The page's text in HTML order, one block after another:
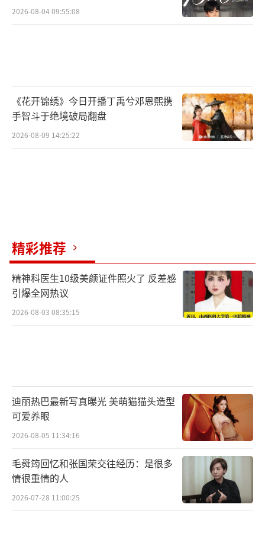
2026-08-04 09:55:08
《花开锦绣》今日开播丁禹兮邓恩熙携
手智斗于绝境破局翻盘
2026-08-09 14:25:22
精彩推荐
精神科医生10级美颜证件照火了 反差感
引爆全网热议
2026-08-03 08:35:15
迪丽热巴最新写真曝光 美萌猫猫头造型
可爱养眼
2026-08-05 11:34:16
毛舜筠回忆和张国荣交往经历：是很多
情很重情的人
2026-07-28 11:00:25